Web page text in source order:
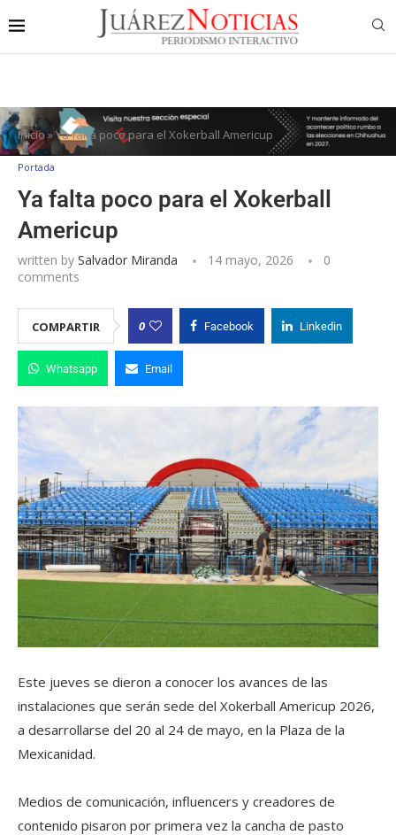
Inicio»Ya falta poco para el Xokerball Americup
Portada
Ya falta poco para el Xokerball
Americup
written by Salvador Miranda 14 mayo, 2026
0
comments
COMPARTIR 0 Facebook Linkedin
Whatsapp Email
Este jueves se dieron a conocer los avances de las
instalaciones que serán sede del Xokerball Americup 2026,
a desarrollarse del 20 al 24 de mayo, en la Plaza de la
Mexicanidad.
Medios de comunicación, influencers y creadores de
contenido pisaron por primera vez la cancha de pasto